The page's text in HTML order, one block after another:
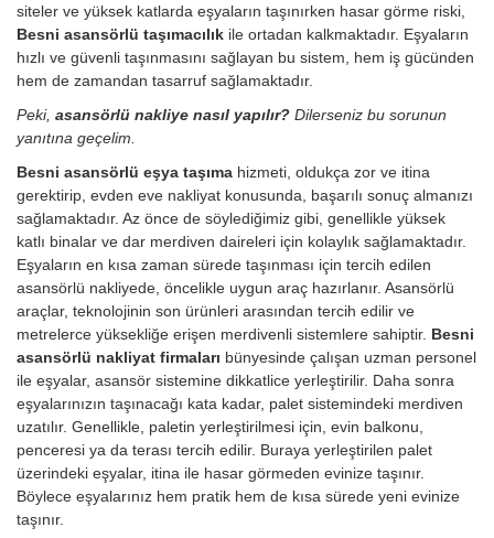
siteler ve yüksek katlarda eşyaların taşınırken hasar görme riski,
Besni asansörlü taşımacılık ile ortadan kalkmaktadır. Eşyaların
hızlı ve güvenli taşınmasını sağlayan bu sistem, hem iş gücünden
hem de zamandan tasarruf sağlamaktadır.
Peki, asansörlü nakliye nasıl yapılır? Dilerseniz bu sorunun
yanıtına geçelim.
Besni asansörlü eşya taşıma hizmeti, oldukça zor ve itina
gerektirip, evden eve nakliyat konusunda, başarılı sonuç almanızı
sağlamaktadır. Az önce de söylediğimiz gibi, genellikle yüksek
katlı binalar ve dar merdiven daireleri için kolaylık sağlamaktadır.
Eşyaların en kısa zaman sürede taşınması için tercih edilen
asansörlü nakliyede, öncelikle uygun araç hazırlanır. Asansörlü
araçlar, teknolojinin son ürünleri arasından tercih edilir ve
metrelerce yüksekliğe erişen merdivenli sistemlere sahiptir. Besni
asansörlü nakliyat firmaları bünyesinde çalışan uzman personel
ile eşyalar, asansör sistemine dikkatlice yerleştirilir. Daha sonra
eşyalarınızın taşınacağı kata kadar, palet sistemindeki merdiven
uzatılır. Genellikle, paletin yerleştirilmesi için, evin balkonu,
penceresi ya da terası tercih edilir. Buraya yerleştirilen palet
üzerindeki eşyalar, itina ile hasar görmeden evinize taşınır.
Böylece eşyalarınız hem pratik hem de kısa sürede yeni evinize
taşınır.